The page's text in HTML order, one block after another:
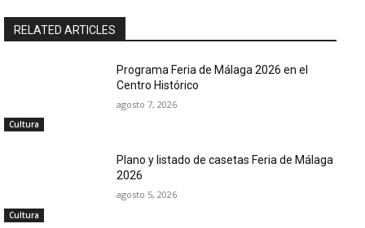
RELATED ARTICLES
Cultura
Programa Feria de Málaga 2026 en el
Centro Histórico
agosto 7, 2026
Cultura
Plano y listado de casetas Feria de Málaga
2026
agosto 5, 2026